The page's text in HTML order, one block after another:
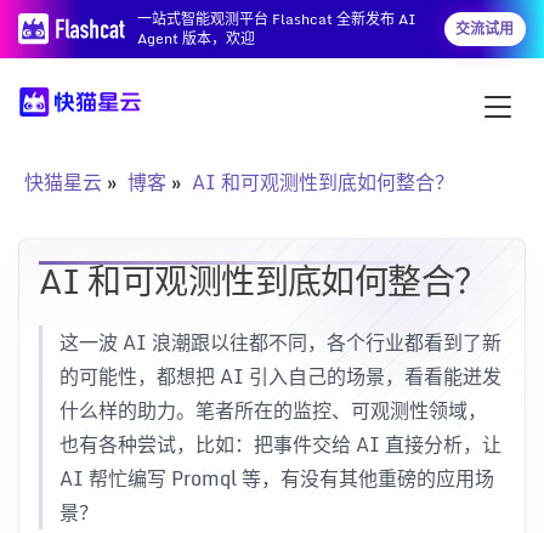
一站式智能观测平台 Flashcat 全新发布 AI
Agent 版本，欢迎
交流试用
快猫星云 博客 AI 和可观测性到底如何整合？
AI 和可观测性到底如何整合？
这一波 AI 浪潮跟以往都不同，各个行业都看到了新
的可能性，都想把 AI 引入自己的场景，看看能迸发
什么样的助力。笔者所在的监控、可观测性领域，
也有各种尝试，比如：把事件交给 AI 直接分析，让
AI 帮忙编写 Promql 等，有没有其他重磅的应用场
景？